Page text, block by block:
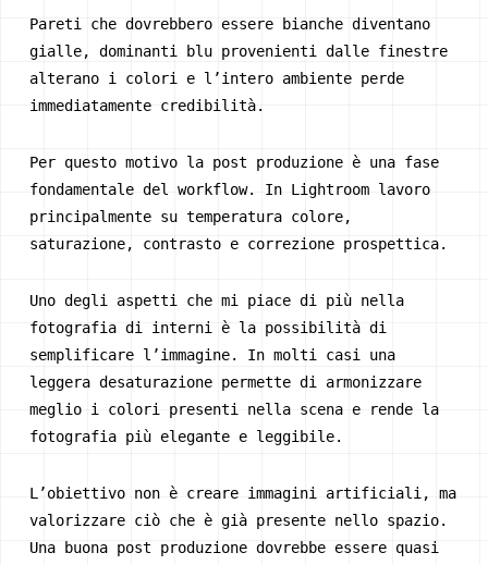
Pareti che dovrebbero essere bianche diventano
gialle, dominanti blu provenienti dalle finestre
alterano i colori e l’intero ambiente perde
immediatamente credibilità.
Per questo motivo la post produzione è una fase
fondamentale del workflow. In Lightroom lavoro
principalmente su temperatura colore,
saturazione, contrasto e correzione prospettica.
Uno degli aspetti che mi piace di più nella
fotografia di interni è la possibilità di
semplificare l’immagine. In molti casi una
leggera desaturazione permette di armonizzare
meglio i colori presenti nella scena e rende la
fotografia più elegante e leggibile.
L’obiettivo non è creare immagini artificiali, ma
valorizzare ciò che è già presente nello spazio.
Una buona post produzione dovrebbe essere quasi